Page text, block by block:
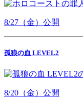
8/27（金）公開
孤狼の血 LEVEL2
8/20（金）公開